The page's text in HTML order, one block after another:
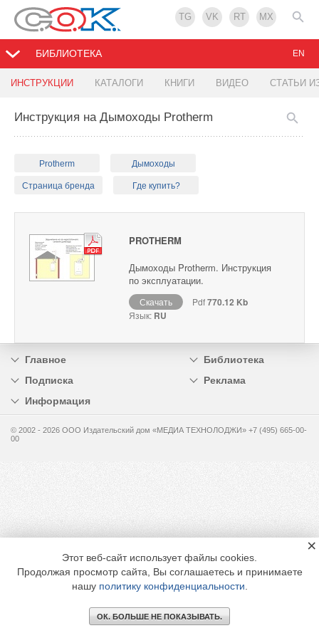
TG VK RT MX
БИБЛИОТЕКА
ИНСТРУКЦИИ КАТАЛОГИ КНИГИ ВИДЕО СТАТЬИ
EN
Инструкция на Дымоходы Protherm
Protherm Дымоходы
Страница бренда Где купить?
PROTHERM
Дымоходы Protherm. Инструкция
по эксплуатации.
Скачать Pdf770.12 Kb
Язык: RU
Главное
Библиотека
Подписка
Реклама
Информация
© 2002 - 2026 OOO Издательский дом «МЕДИА ТЕХНОЛОДЖИ» +7 (495) 665-00-
00
Этот веб-сайт использует файлы cookies.
Продолжая просмотр сайта, Вы соглашаетесь и принимаете
нашу политику конфиденциальности
ОК. БОЛЬШЕ НЕ ПОКАЗЫВАТЬ.
×